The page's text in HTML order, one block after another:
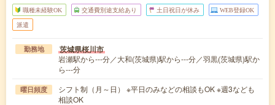
職種未経験OK 交通費別途支給あり 土日祝日が休み WEB登録OK
派遣
勤務地 茨城県桜川市
岩瀬駅から---分／大和(茨城県)駅から---分／羽黒(茨城県)駅か
ら---分
曜日頻度
シフト制（月～日） ※平日のみなどの相談もOK ※週3なども
相談OK